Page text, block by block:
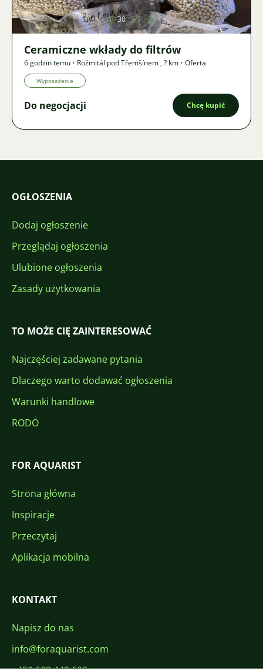
30
Ceramiczne wkłady do filtrów
6 godzin temu • Rožmitál pod Třemšínem ,? km • Oferta
Wyposażenie
Do negocjacji Chcę kupić
OGŁOSZENIA
Dodaj ogłoszenie
Przeglądaj ogłoszenia
Ulubione ogłoszenia
Zasady użytkowania
TO MOŻE CIĘ ZAINTERESOWAĆ
Najczęściej zadawane pytania
Dlaczego warto dodawać ogłoszenia
Warunki handlowe
RODO
FOR AQUARIST
Strona główna
Inspiracje
Przeczytaj
Aplikacja mobilna
KONTAKT
Napisz do nas
info@foraquarist.com